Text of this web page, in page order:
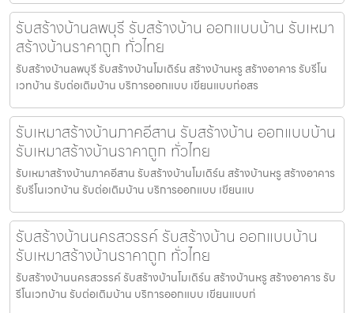
รับสร้างบ้านลพบุรี รับสร้างบ้าน ออกแบบบ้าน รับเหมา
สร้างบ้านราคาถูก ทั่วไทย
รับสร้างบ้านลพบุรี รับสร้างบ้านโมเดิร์น สร้างบ้านหรู สร้างอาคาร รับรีโน
เวทบ้าน รับต่อเติมบ้าน บริการออกแบบ เขียนแบบก่อสร
รับเหมาสร้างบ้านภาคอีสาน รับสร้างบ้าน ออกแบบบ้าน
รับเหมาสร้างบ้านราคาถูก ทั่วไทย
รับเหมาสร้างบ้านภาคอีสาน รับสร้างบ้านโมเดิร์น สร้างบ้านหรู สร้างอาคาร
รับรีโนเวทบ้าน รับต่อเติมบ้าน บริการออกแบบ เขียนแบ
รับสร้างบ้านนครสวรรค์ รับสร้างบ้าน ออกแบบบ้าน
รับเหมาสร้างบ้านราคาถูก ทั่วไทย
รับสร้างบ้านนครสวรรค์ รับสร้างบ้านโมเดิร์น สร้างบ้านหรู สร้างอาคาร รับ
รีโนเวทบ้าน รับต่อเติมบ้าน บริการออกแบบ เขียนแบบก่